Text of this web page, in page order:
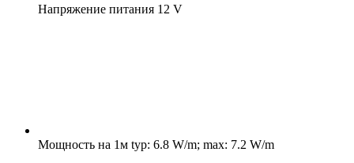
Напряжение питания 12 V
Мощность на 1м typ: 6.8 W/m; max: 7.2 W/m